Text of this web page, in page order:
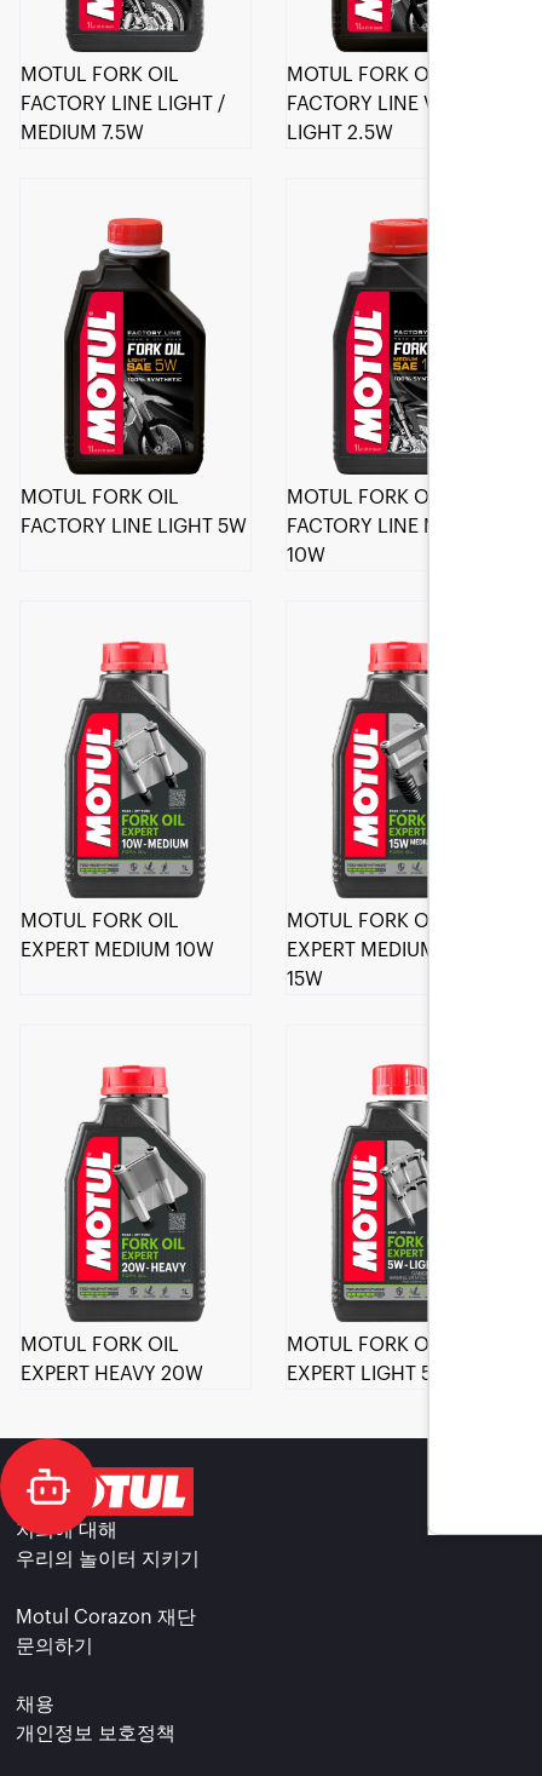
MOTUL FORK OIL
FACTORY LINE LIGHT /
MEDIUM 7.5W
MOTUL FORK OIL
FACTORY LINE VERY
LIGHT 2.5W
MOTUL FORK OIL
FACTORY LINE LIGHT 5W
MOTUL FORK OIL
FACTORY LINE MEDIUM
10W
MOTUL FORK OIL
EXPERT MEDIUM 10W
MOTUL FORK OIL
EXPERT MEDIUM / HEAVY
15W
MOTUL FORK OIL
EXPERT HEAVY 20W
MOTUL FORK OIL
EXPERT LIGHT 5W
저희에 대해
우리의 놀이터 지키기
Motul Corazon 재단
문의하기
채용
개인정보 보호정책